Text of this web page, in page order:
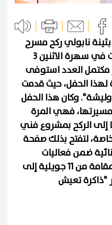
بثينة نابولي ركح مسرح
الهواء الطلق بالحمامات في سهرة الاثنين 3
مكتمل العدد استوفى
لهذا الحفل، حيث قدمت
وكان هذا الحفل
فهي المرة
إلى الركح بمشروع فني
لتفتح بذلك صفحة
ضمن فعاليات
الدورة 60 للمهرجان المقامة من 11 جويلية إلى